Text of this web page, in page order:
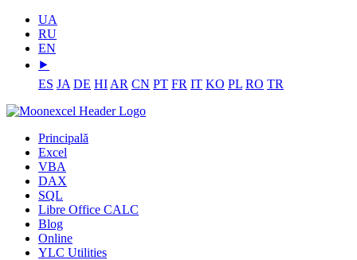
UA
RU
EN
⯈
ES JA DE HI AR CN PT FR IT KO PL RO TR
Principală
Excel
VBA
DAX
SQL
Libre Office CALC
Blog
Online
YLC Utilities